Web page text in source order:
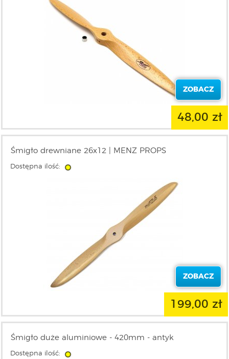
ZOBACZ
48,00 zł
Śmigło drewniane 26x12 | MENZ PROPS
Dostępna ilość:
ZOBACZ
199,00 zł
Śmigło duże aluminiowe - 420mm - antyk
Dostępna ilość: